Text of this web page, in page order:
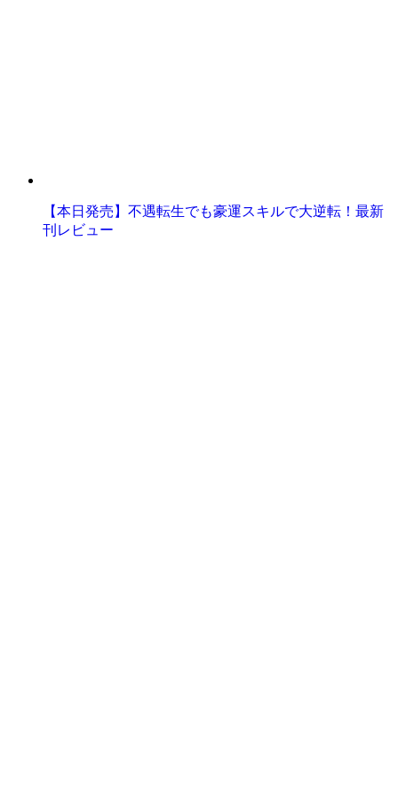
【本日発売】不遇転生でも豪運スキルで大逆転！最新
刊レビュー